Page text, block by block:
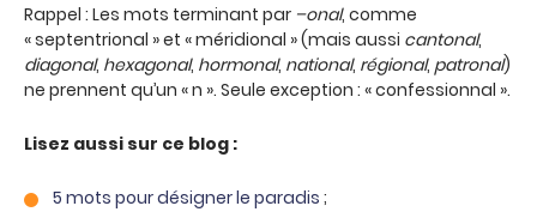
Rappel : Les mots terminant par –onal, comme
« septentrional » et « méridional » (mais aussi cantonal,
diagonal, hexagonal, hormonal, national, régional, patronal)
ne prennent qu’un « n ». Seule exception : « confessionnal ».
Lisez aussi sur ce blog :
5 mots pour désigner le paradis ;